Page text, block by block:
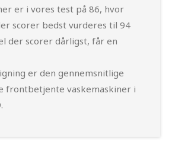
er i vores test på 86, hvor
scorer bedst vurderes til 94
der scorer dårligst, får en
er den gennemsnitlige
frontbetjente vaskemaskiner i